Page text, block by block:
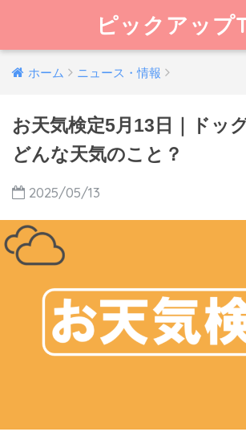
ピックアップ
ホーム ニュース・情報
お天気検定5月13日｜ドッ
どんな天気のこと？
2025/05/13